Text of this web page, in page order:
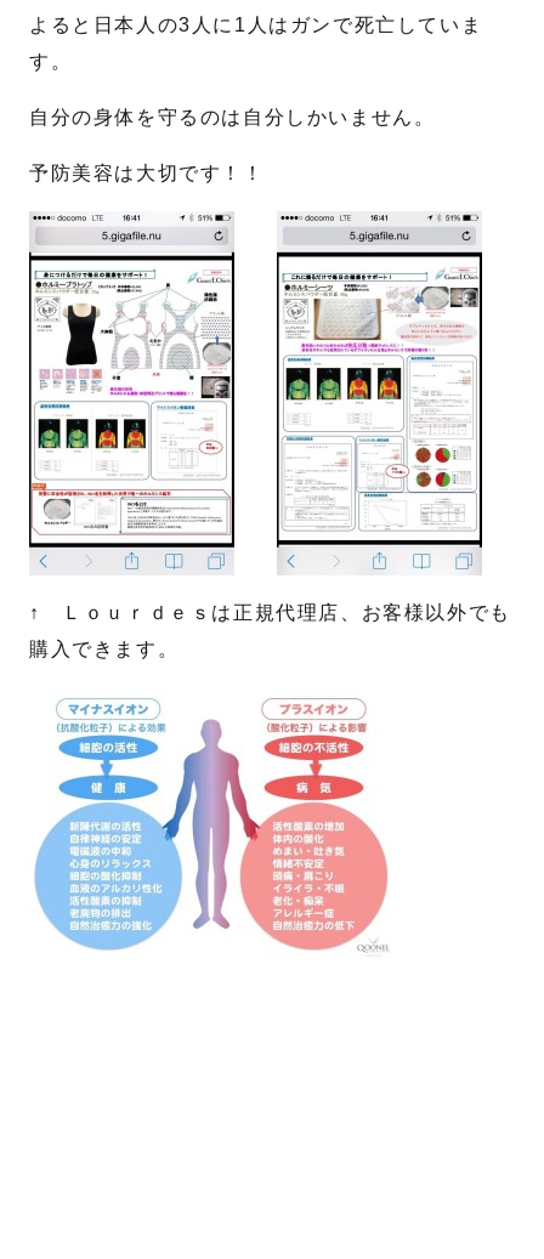
よると日本人の3人に1人はガンで死亡していま
す。
自分の身体を守るのは自分しかいません。
予防美容は大切です！！
↑ Ｌｏｕｒｄｅｓは正規代理店、お客様以外でも
購入できます。